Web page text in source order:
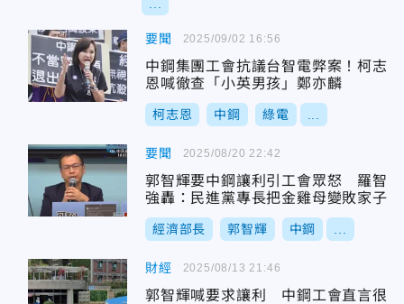
要聞
中鋼集團工會抗議台智電弊案！柯志
恩喊徹查「小英男孩」鄭亦麟
柯志恩 中鋼 綠電
2025/09/02 16:56
要聞
郭智輝要中鋼讓利引工會眾怒 羅智
強轟：民進黨專長把金雞母變敗家子
經濟部長 郭智輝 中鋼
2025/08/20 22:42
財經
郭智輝喊要求讓利 中鋼工會直言很
2025/08/13 21:46